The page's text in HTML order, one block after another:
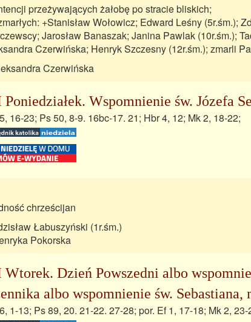
przeżywających żałobę po stracie bliskich;
+Stanisław Wołowicz; Edward Leśny (5r.śm.);
Jarosław Banaszak; Janina Pawlak (10r.śm.);
Czerwińska; Henryk Szczesny (12r.śm.); zmarli
Czerwińska
Poniedziałek. Wspomnienie św. Józefa
16-23; Ps 50, 8-9. 16bc-17. 21; Hbr 4, 12; Mk 2, 18-22;
chrześcijan
Łabuszyński (1r.śm.)
Pokorska
Wtorek. Dzień Powszedni albo
albo wspomnienie św. Sebastiana,
1-13; Ps 89, 20. 21-22. 27-28; por. Ef 1, 17-18; Mk 2, 23-